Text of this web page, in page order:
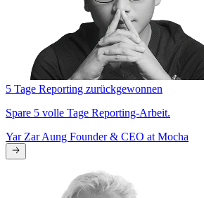
5 Tage Reporting zurückgewonnen
Spare 5 volle Tage Reporting-Arbeit.
Yar Zar Aung Founder & CEO at Mocha